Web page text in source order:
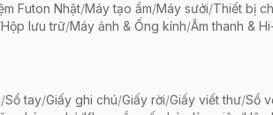
Futon Nhật/Máy tạo ẩm/Máy sưởi/Thiết bị
Hộp lưu trữ/Máy ảnh & Ống kính/Âm thanh &
/Sổ tay/Giấy ghi chú/Giấy rời/Giấy viết thư/Sổ